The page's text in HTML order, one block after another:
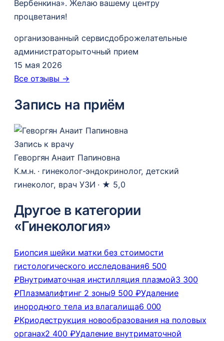
Вербенкина». Желаю вашему центру
процветания!
организованный сервисдоброжелательные
администраторыточный прием
15 мая 2026
Все отзывы →
Запись на приём
Запись к врачу
Геворгян Анаит Папиновна
К.м.н. · гинеколог-эндокринолог, детский
гинеколог, врач УЗИ · ★ 5,0
Другое в категории
«Гинекология»
Биопсия шейки матки без стоимости
гистологического исследования6 500
₽Внутриматочная инстилляция плазмой3 300
₽Плазмалифтинг 2 зоны9 500 ₽Удаление
инородного тела из влагалища6 000
₽Криодеструкция новообразования на половых
органах2 400 ₽Удаление внутриматочной